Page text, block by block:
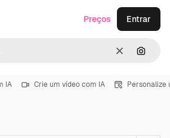
Limpar
Preços Entrar
IA Crie um vídeo com IA Personalize